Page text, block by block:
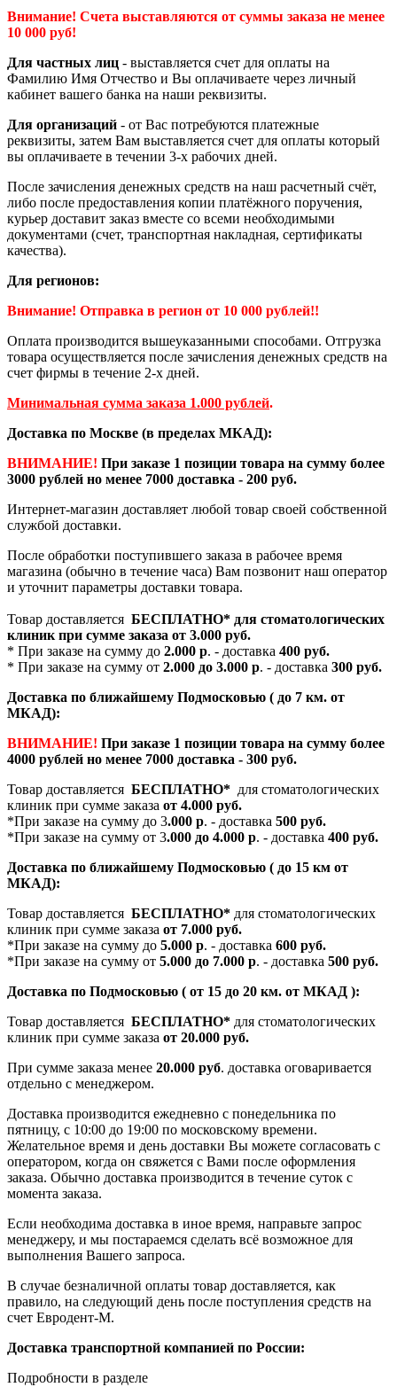
Внимание! Счета выставляются от суммы заказа не менее
10 000 руб!
Для частных лиц - выставляется счет для оплаты на
Фамилию Имя Отчество и Вы оплачиваете через личный
кабинет вашего банка на наши реквизиты.
Для организаций - от Вас потребуются платежные
реквизиты, затем Вам выставляется счет для оплаты который
вы оплачиваете в течении 3-х рабочих дней.
После зачисления денежных средств на наш расчетный счёт,
либо после предоставления копии платёжного поручения,
курьер доставит заказ вместе со всеми необходимыми
документами (счет, транспортная накладная, сертификаты
качества).
Для регионов:
Внимание! Отправка в регион от 10 000 рублей!!
Оплата производится вышеуказанными способами. Отгрузка
товара осуществляется после зачисления денежных средств на
счет фирмы в течение 2-х дней.
Минимальная сумма заказа 1.000 рублей.
Доставка по Москве (в пределах МКАД):
ВНИМАНИЕ! При заказе 1 позиции товара на сумму более
3000 рублей но менее 7000 доставка - 200 руб.
Интернет-магазин доставляет любой товар своей собственной
службой доставки.
После обработки поступившего заказа в рабочее время
магазина (обычно в течение часа) Вам позвонит наш оператор
и уточнит параметры доставки товара.
Товар доставляется БЕСПЛАТНО* для стоматологических
клиник при сумме заказа от 3.000 руб.
* При заказе на сумму до 2.000 р. - доставка 400 руб.
* При заказе на сумму от 2.000 до 3.000 р. - доставка 300 руб.
Доставка по ближайшему Подмосковью ( до 7 км. от
МКАД):
ВНИМАНИЕ! При заказе 1 позиции товара на сумму более
4000 рублей но менее 7000 доставка - 300 руб.
Товар доставляется БЕСПЛАТНО* для стоматологических
клиник при сумме заказа от 4.000 руб.
*При заказе на сумму до 3.000 р. - доставка 500 руб.
*При заказе на сумму от 3.000 до 4.000 р. - доставка 400 руб.
Доставка по ближайшему Подмосковью ( до 15 км от
МКАД):
Товар доставляется БЕСПЛАТНО* для стоматологических
клиник при сумме заказа от 7.000 руб.
*При заказе на сумму до 5.000 р. - доставка 600 руб.
*При заказе на сумму от 5.000 до 7.000 р. - доставка 500 руб.
Доставка по Подмосковью ( от 15 до 20 км. от МКАД ):
Товар доставляется БЕСПЛАТНО* для стоматологических
клиник при сумме заказа от 20.000 руб.
При сумме заказа менее 20.000 руб. доставка оговаривается
отдельно с менеджером.
Доставка производится ежедневно с понедельника по
пятницу, с 10:00 до 19:00 по московскому времени.
Желательное время и день доставки Вы можете согласовать с
оператором, когда он свяжется с Вами после оформления
заказа. Обычно доставка производится в течение суток с
момента заказа.
Если необходима доставка в иное время, направьте запрос
менеджеру, и мы постараемся сделать всё возможное для
выполнения Вашего запроса.
В случае безналичной оплаты товар доставляется, как
правило, на следующий день после поступления средств на
счет Евродент-М.
Доставка транспортной компанией по России:
Подробности в разделе